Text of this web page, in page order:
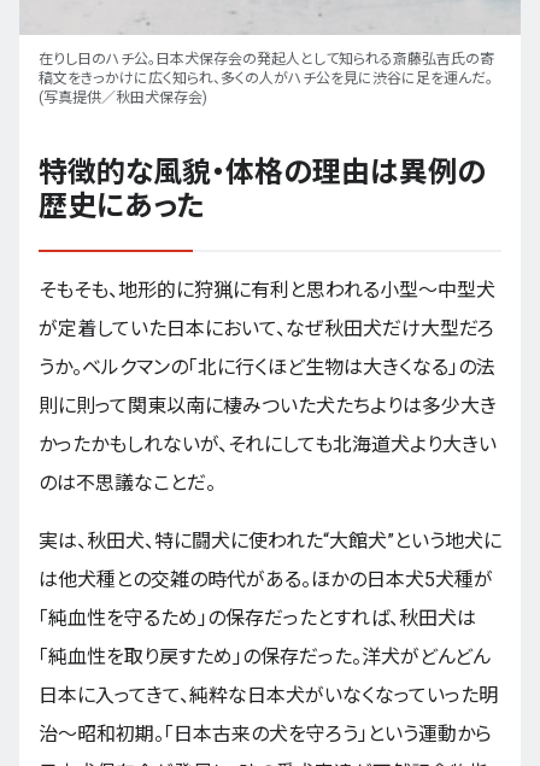
在りし日のハチ公。日本犬保存会の発起人として知られる斎藤弘吉氏の寄
稿文をきっかけに広く知られ、多くの人がハチ公を見に渋谷に足を運んだ。
(写真提供／秋田犬保存会)
特徴的な風貌・体格の理由は異例の
歴史にあった
そもそも、地形的に狩猟に有利と思われる小型～中型犬
が定着していた日本において、なぜ秋田犬だけ大型だろ
うか。ベルクマンの「北に行くほど生物は大きくなる」の法
則に則って関東以南に棲みついた犬たちよりは多少大き
かったかもしれないが、それにしても北海道犬より大きい
のは不思議なことだ。
実は、秋田犬、特に闘犬に使われた“大館犬”という地犬に
は他犬種との交雑の時代がある。ほかの日本犬5犬種が
「純血性を守るため」の保存だったとすれば、秋田犬は
「純血性を取り戻すため」の保存だった。洋犬がどんどん
日本に入ってきて、純粋な日本犬がいなくなっていった明
治～昭和初期。「日本古来の犬を守ろう」という運動から